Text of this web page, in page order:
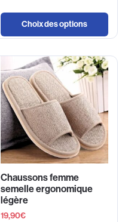
Choix des options
Chaussons femme
semelle ergonomique
légère
19,90€